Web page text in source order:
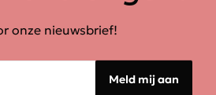
onze nieuwsbrief!
Meld mij aan